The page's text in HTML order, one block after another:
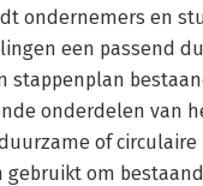
ondernemers en
een passend
stappenplan
onderdelen van
of
gebruikt om